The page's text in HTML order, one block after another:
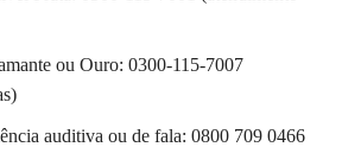
ou Ouro: 0300-115-7007
auditiva ou de fala: 0800 709 0466